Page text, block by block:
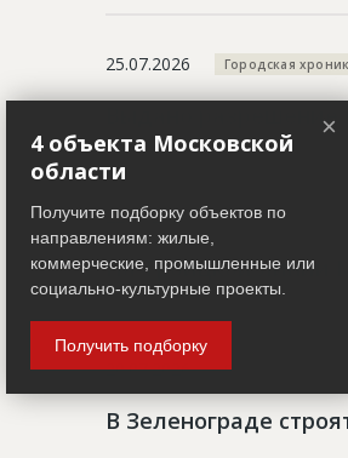
25.07.2026 Городская
Выдано разрешение
22.07.2026 Городская хроника
На Троицкой линии
20.07.2026 Городская хроника
В Зеленограде
×
4 объекта Московской
области
Получите подборку объектов по
направлениям: жилые,
коммерческие, промышленные или
социально-культурные проекты.
Получить подборку